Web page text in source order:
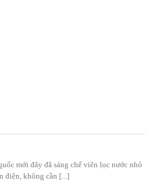
mới đây đã sáng chế viên lọc nước nhỏ
điện, không cần [...]